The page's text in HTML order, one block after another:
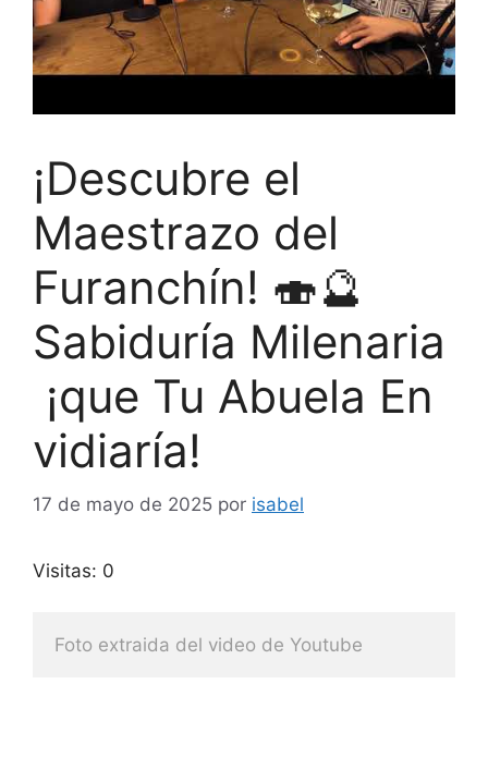
¡Descubre el
Maestrazo del
Furanchín! 🍣🔮
Sabiduría Milenaria
¡que Tu Abuela En
vidiaría!
17 de mayo de 2025 por isabel
Visitas: 0
Foto extraida del video de Youtube